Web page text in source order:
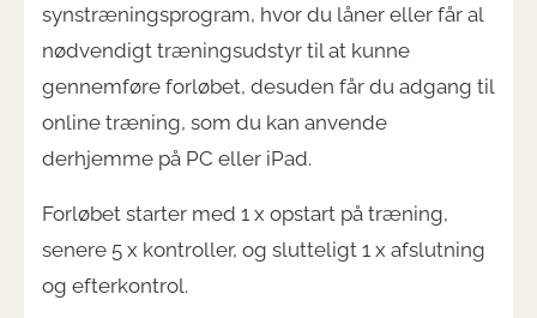
synstræningsprogram, hvor du låner eller får al
nødvendigt træningsudstyr til at kunne
gennemføre forløbet, desuden får du adgang til
online træning, som du kan anvende
derhjemme på PC eller iPad.
Forløbet starter med 1 x opstart på træning,
senere 5 x kontroller, og slutteligt 1 x afslutning
og efterkontrol.